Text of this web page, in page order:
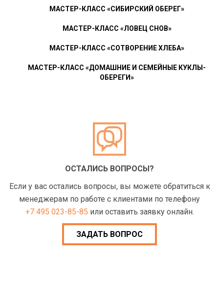
МАСТЕР-КЛАСС «СИБИРСКИЙ ОБЕРЕГ»
МАСТЕР-КЛАСС «ЛОВЕЦ СНОВ»
МАСТЕР-КЛАСС «СОТВОРЕНИЕ ХЛЕБА»
МАСТЕР-КЛАСС «ДОМАШНИЕ И СЕМЕЙНЫЕ КУКЛЫ-
ОБЕРЕГИ»
ОСТАЛИСЬ ВОПРОСЫ?
Если у вас остались вопросы, вы можете обратиться к
менеджерам по работе с клиентами по телефону
+7 495 023-85-85 или оставить заявку онлайн.
ЗАДАТЬ ВОПРОС